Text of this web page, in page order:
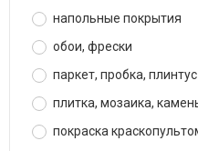
напольные покрытия
обои, фрески
паркет, пробка, плинтус
плитка, мозаика,
покраска